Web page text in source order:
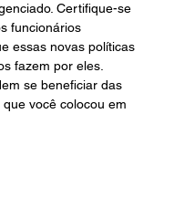
Certifique-se
funcionários
essas novas políticas
fazem por eles.
se beneficiar das
você colocou em